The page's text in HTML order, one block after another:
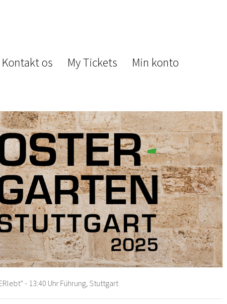
os My Tickets Min konto
- 13:40 Uhr Führung, Stuttgart